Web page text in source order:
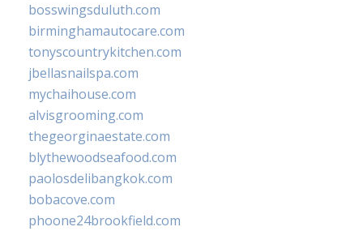
bosswingsduluth.com
birminghamautocare.com
tonyscountrykitchen.com
jbellasnailspa.com
mychaihouse.com
alvisgrooming.com
thegeorginaestate.com
blythewoodseafood.com
paolosdelibangkok.com
bobacove.com
phoone24brookfield.com